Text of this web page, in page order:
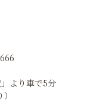
より車で5分